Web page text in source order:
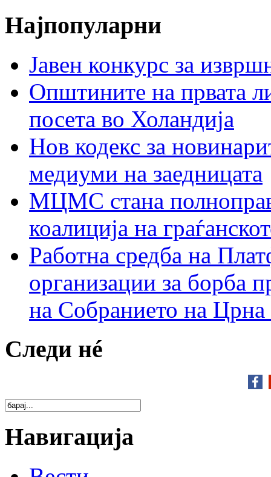
Најпопуларни
Јавен конкурс за
Општините на првата
посета во Холандија
Нов кодекс за
медиуми на заедницата
МЦМС стана
коалиција на
Работна средба на
организации за борба
на Собранието на Црна
Следи нé
Навигација